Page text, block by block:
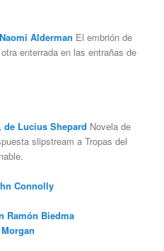
Alderman El embrión de
enterrada en las entrañas de
Lucius Shepard Novela de
slipstream a Tropas del
Connolly
Ramón Biedma